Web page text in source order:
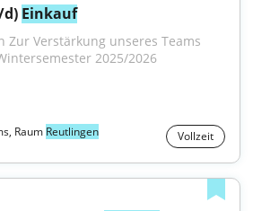
Einkauf
Zur Verstärkung unseres Teams
2025/2026
Raum Reutlingen Vollzeit